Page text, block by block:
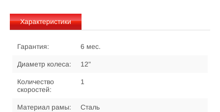
Характеристики
Гарантия: 6 мес.
Диаметр колеса: 12"
Количество
скоростей:
1
Материал рамы: Сталь